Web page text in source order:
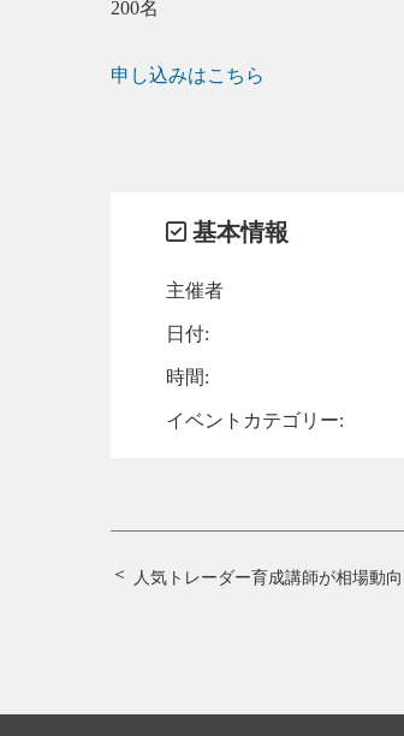
200名
申し込みはこちら
基本情報
主催者
日付:
時間:
イベントカテゴリー: